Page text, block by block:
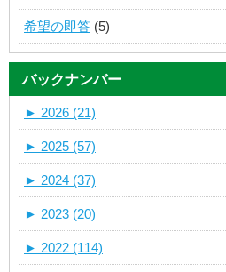
希望の即答 (5)
バックナンバー
► 2026 (21)
► 2025 (57)
► 2024 (37)
► 2023 (20)
► 2022 (114)